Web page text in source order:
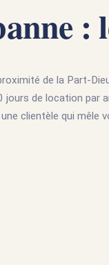
:
de la Part-
de location par
clientèle qui